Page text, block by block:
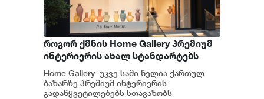
როგორ ქმნის Home Gallery პრემიუმ
ინტერიერის ახალ სტანდარტებს
საქართველოში
Home Gallery უკვე სამი წელია ქართულ
ბაზარზე პრემიუმ ინტერიერის
გადაწყვეტილებებს სთავაზობს